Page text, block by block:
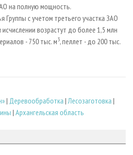
на полную мощность.
с учетом третьего участка ЗАО
возрастут до более 1,5 млн
- 750 тыс. м3, пеллет - до 200 тыс.
| Деревообработка |Лесозаготовка |
| Архангельская область